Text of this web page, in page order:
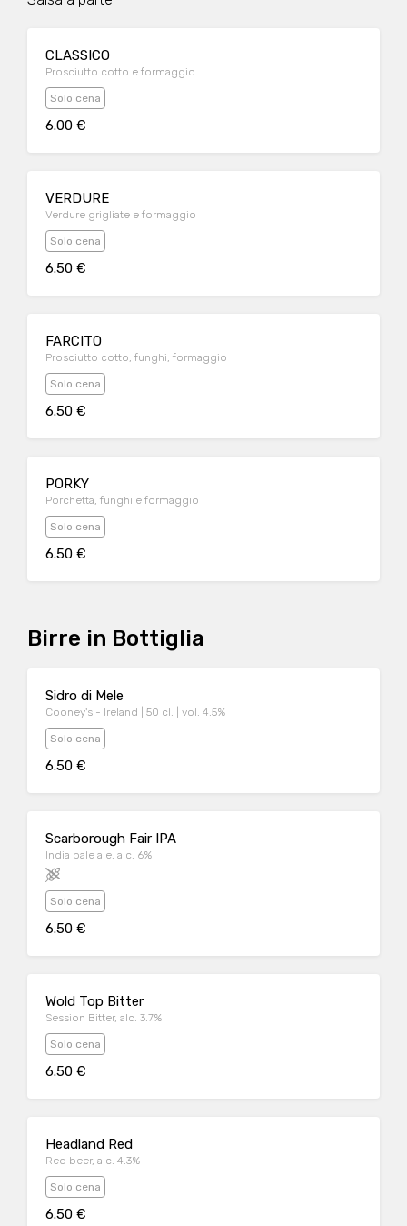
CLASSICO
Prosciutto cotto e formaggio
Solo cena
6.00 €
VERDURE
Verdure grigliate e formaggio
Solo cena
6.50 €
FARCITO
Prosciutto cotto, funghi, formaggio
Solo cena
6.50 €
PORKY
Porchetta, funghi e formaggio
Solo cena
6.50 €
Birre in Bottiglia
Sidro di Mele
Cooney's - Ireland | 50 cl. | vol. 4.5%
Solo cena
6.50 €
Scarborough Fair IPA
India pale ale, alc. 6%
Solo cena
6.50 €
Wold Top Bitter
Session Bitter, alc. 3.7%
Solo cena
6.50 €
Headland Red
Red beer, alc. 4.3%
Solo cena
6.50 €